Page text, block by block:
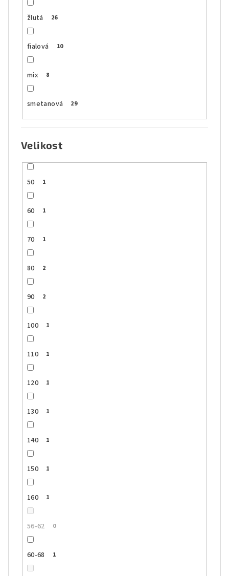
žlutá 26
fialová 10
mix 8
smetanová 29
Velikost
50 1
60 1
70 1
80 2
90 2
100 1
110 1
120 1
130 1
140 1
150 1
160 1
56-62 0
60-68 1